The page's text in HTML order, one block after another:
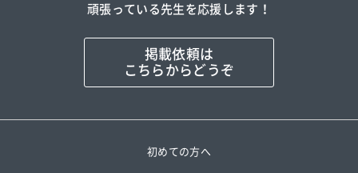
頑張っている先生を応援します！
掲載依頼は
こちらからどうぞ
初めての方へ